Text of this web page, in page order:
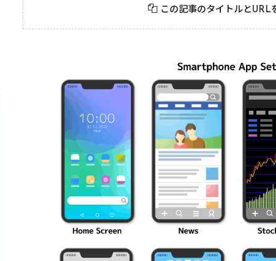
モンスト攻略に役立
つ！おすすめパーティ
絶対に知っ
モンスト攻
ク10選
この記事のタイトルとURL